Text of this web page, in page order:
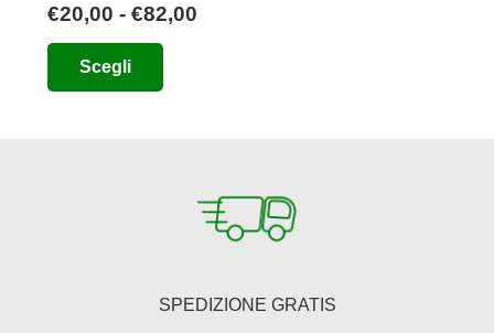
€20,00 - €82,00
Scegli
opzioni
SPEDIZIONE GRATIS